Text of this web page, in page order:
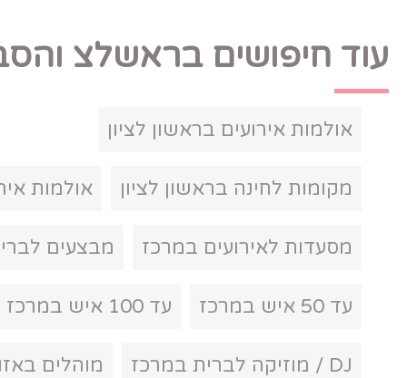
בראשלצ והסביבה:
בראשון לציון
לציון אולמות אירועים במרכז
במרכז מבצעים לברית במרכז
עד 100 איש במרכז
מוהלים באזור המרכז